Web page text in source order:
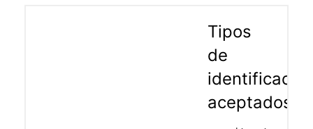
Tipos
de
aceptados